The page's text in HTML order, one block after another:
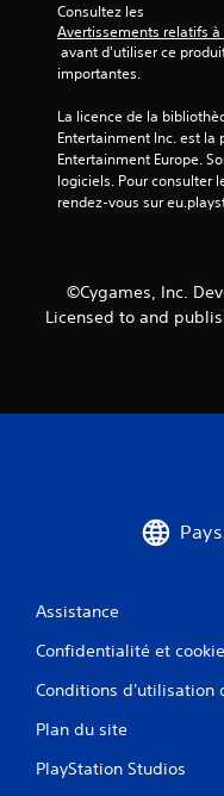
Consultez les
Avertissements relatifs
importantes.
La licence de la
Entertainment Inc. est la
Entertainment Europe.
logiciels. Pour consulter
rendez-vous sur
©Cygames, Inc.
Licensed to and
Assistance
Confidentialité et
Conditions d'utilisation
Plan du site
PlayStation Studios